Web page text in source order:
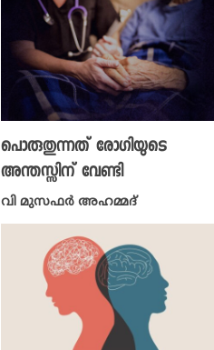
പൊരുതുന്നത് രോ​ഗിയുടെ
അന്തസ്സിന് വേണ്ടി
വി മുസഫർ അഹമ്മദ്